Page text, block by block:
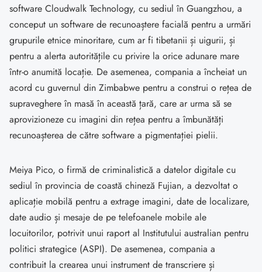
software Cloudwalk Technology, cu sediul în Guangzhou, a
conceput un software de recunoaștere facială pentru a urmări
grupurile etnice minoritare, cum ar fi tibetanii și uigurii, și
pentru a alerta autoritățile cu privire la orice adunare mare
într-o anumită locație. De asemenea, compania a încheiat un
acord cu guvernul din Zimbabwe pentru a construi o rețea de
supraveghere în masă în această țară, care ar urma să se
aprovizioneze cu imagini din rețea pentru a îmbunătăți
recunoașterea de către software a pigmentației pielii.
Meiya Pico, o firmă de criminalistică a datelor digitale cu
sediul în provincia de coastă chineză Fujian, a dezvoltat o
aplicație mobilă pentru a extrage imagini, date de localizare,
date audio și mesaje de pe telefoanele mobile ale
locuitorilor, potrivit unui raport al Institutului australian pentru
politici strategice (ASPI). De asemenea, compania a
contribuit la crearea unui instrument de transcriere și